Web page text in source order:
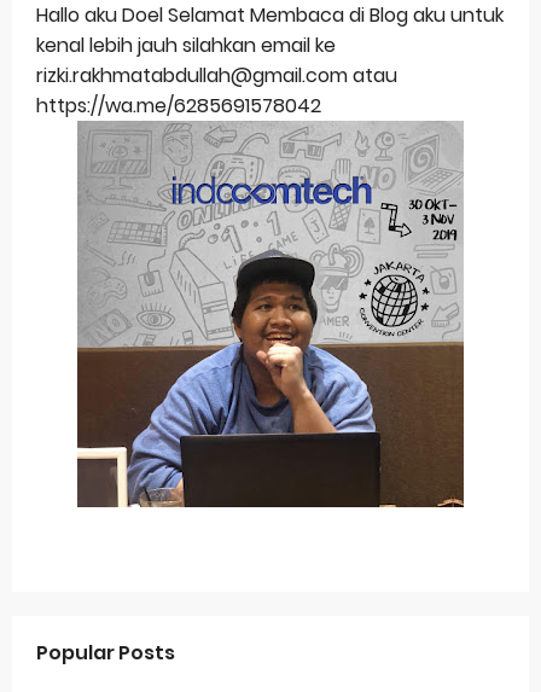
Hallo aku Doel Selamat Membaca di Blog aku untuk
kenal lebih jauh silahkan email ke
rizki.rakhmatabdullah@gmail.com atau
https://wa.me/6285691578042
Popular Posts